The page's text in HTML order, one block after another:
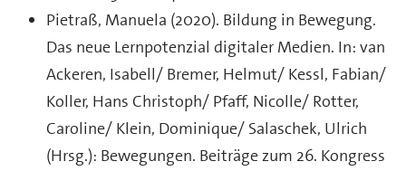
Pietraß, Manuela (2020). Bildung in Bewegung.
Das neue Lernpotenzial digitaler Medien. In: van
Ackeren, Isabell/ Bremer, Helmut/ Kessl, Fabian/
Koller, Hans Christoph/ Pfaff, Nicolle/ Rotter,
Caroline/ Klein, Dominique/ Salaschek, Ulrich
(Hrsg.): Bewegungen. Beiträge zum 26. Kongress